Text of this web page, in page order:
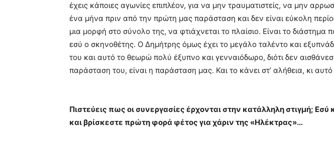
έχεις κάποιες αγωνίες επιπλέον, για να μην τραυματιστείς, να μην
ένα μήνα πριν από την πρώτη μας παράσταση και δεν είναι εύκολη
μια μορφή στο σύνολο της, να φτιάχνεται το πλαίσιο. Είναι το διάστημα
εσύ ο σκηνοθέτης. Ο Δημήτρης όμως έχει το μεγάλο ταλέντο και
του και αυτό το θεωρώ πολύ έξυπνο και γενναιόδωρο, διότι δεν
παράσταση του, είναι η παράσταση μας. Και το κάνει στ’ αλήθεια, κι
Πιστεύεις πως οι συνεργασίες έρχονται στην κατάλληλη στιγμή;
και βρίσκεστε πρώτη φορά φέτος για χάριν της «Ηλέκτρας»…